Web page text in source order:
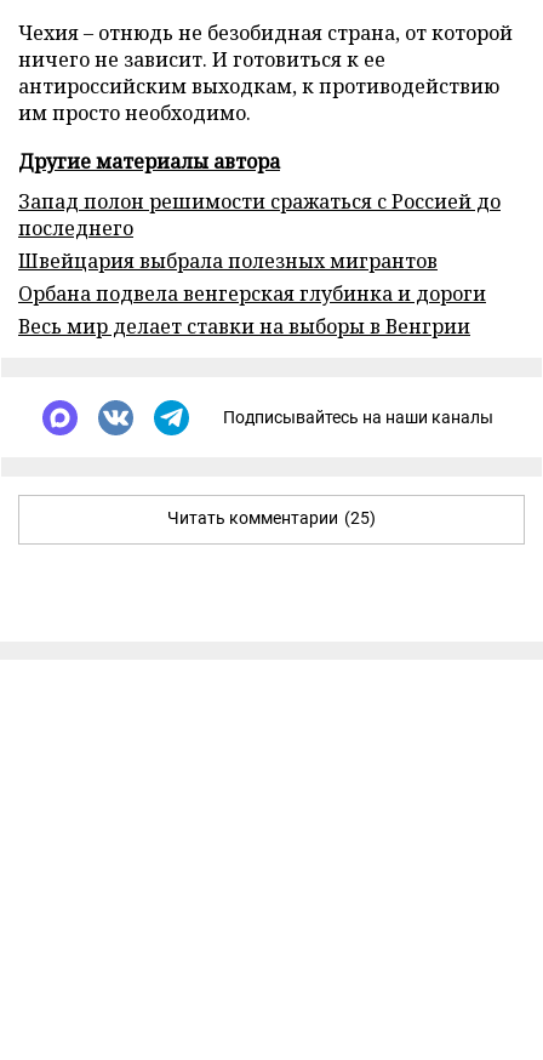
Чехия – отнюдь не безобидная страна, от которой
ничего не зависит. И готовиться к ее
антироссийским выходкам, к противодействию
им просто необходимо.
Другие материалы автора
Запад полон решимости сражаться с Россией до
последнего
Швейцария выбрала полезных мигрантов
Орбана подвела венгерская глубинка и дороги
Весь мир делает ставки на выборы в Венгрии
Подписывайтесь на наши каналы
Читать комментарии (25)